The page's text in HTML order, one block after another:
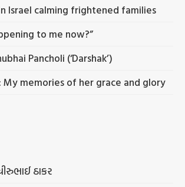
Israel calming frightened families
to me now?”
Pancholi (‘Darshak’)
My memories of her grace and glory
ઠાકર